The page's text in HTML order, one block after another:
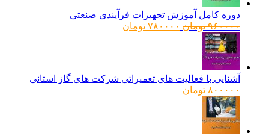
دوره کامل آموزش تجهیزات فرآیندی صنعتی
۹۶۰۰۰۰ تومانقیمت
۷۸۰۰۰۰ تومانقیمت
آشنایی با فعالیت های تعمیراتی شرکت های گاز استانی
۸۰۰۰۰۰ تومان